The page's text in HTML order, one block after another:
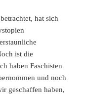
hat sich
ist die
haben Faschisten
und noch
geschaffen haben,